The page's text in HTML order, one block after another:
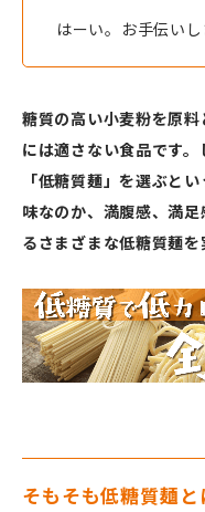
はーい。お手伝いし
糖質の高い小麦粉を原
には適さない食品です
「低糖質麺」を選ぶと
味なのか、満腹感、満
るさまざまな低糖質麺
そもそも低糖質麺と